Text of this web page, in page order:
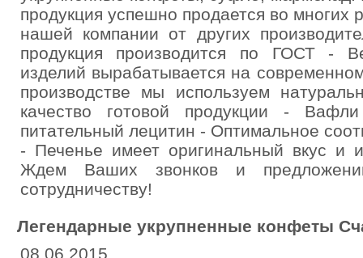
продукция успешно продается во многих
нашей компании от других
продукция производится по ГОСТ -
изделий вырабатывается на
производстве мы используем
качество готовой продукции -
питательный лецитин - Оптимальное
- Печенье имеет оригинальный вкус и
Ждем Ваших звонков и
сотрудничеству!
Легендарные укрупненные конфеты
08.06.2015